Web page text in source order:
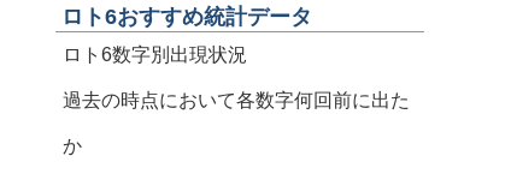
ロト6おすすめ統計データ
ロト6数字別出現状況
過去の時点において各数字何回前に出た
か